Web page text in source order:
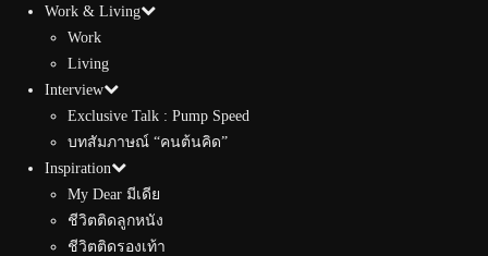
Work & Living
Work
Living
Interview
Exclusive Talk : Pump Speed
บทสัมภาษณ์ “คนต้นคิด”
Inspiration
My Dear มีเดีย
ชีวิตติดลูกหนัง
ชีวิตติดรองเท้า